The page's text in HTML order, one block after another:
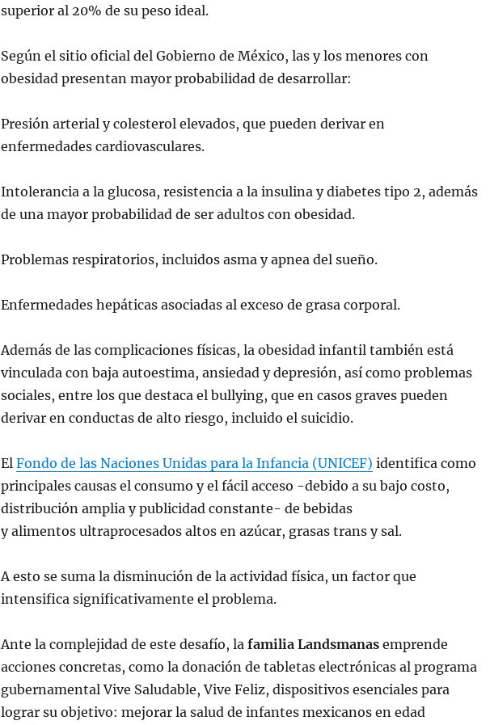
superior al 20% de su peso ideal.
Según el sitio oficial del Gobierno de México, las y los menores con
obesidad presentan mayor probabilidad de desarrollar:
Presión arterial y colesterol elevados, que pueden derivar en
enfermedades cardiovasculares.
Intolerancia a la glucosa, resistencia a la insulina y diabetes tipo 2, además
de una mayor probabilidad de ser adultos con obesidad.
Problemas respiratorios, incluidos asma y apnea del sueño.
Enfermedades hepáticas asociadas al exceso de grasa corporal.
Además de las complicaciones físicas, la obesidad infantil también está
vinculada con baja autoestima, ansiedad y depresión, así como problemas
sociales, entre los que destaca el bullying, que en casos graves pueden
derivar en conductas de alto riesgo, incluido el suicidio.
El Fondo de las Naciones Unidas para la Infancia (UNICEF) identifica como
principales causas el consumo y el fácil acceso -debido a su bajo costo,
distribución amplia y publicidad constante- de bebidas
y alimentos ultraprocesados altos en azúcar, grasas trans y sal.
A esto se suma la disminución de la actividad física, un factor que
intensifica significativamente el problema.
Ante la complejidad de este desafío, la familia Landsmanasemprende
acciones concretas, como la donación de tabletas electrónicas al programa
gubernamental Vive Saludable, Vive Feliz, dispositivos esenciales para
lograr su objetivo: mejorar la salud de infantes mexicanos en edad